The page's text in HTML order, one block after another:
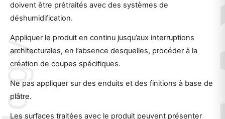
doivent être prétraités avec des systèmes de
déshumidification.
Appliquer le produit en continu jusqu’aux interruptions
architecturales, en l’absence desquelles, procéder à la
création de coupes spécifiques.
Ne pas appliquer sur des enduits et des finitions à base de
plâtre.
Les surfaces traitées avec le produit peuvent présenter